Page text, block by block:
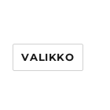
VALIKKO